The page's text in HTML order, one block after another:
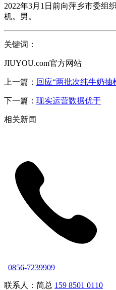
2022年3月1日前向萍乡市委组
机。男。
关键词：
JIUYOU.com官方网站
上一篇： 回应“两批次纯牛奶
下一篇： 现实运营数据优于
相关新闻
0856-7239909
联系人：简总 159 8501 0110